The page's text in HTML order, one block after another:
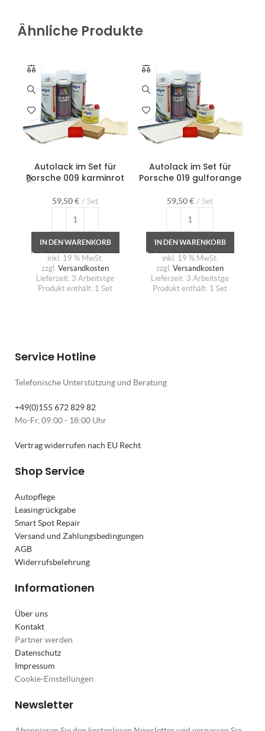
Ähnliche Produkte
Autolack im Set für
Porsche 009 karminrot
59,50€ Set
IN DEN WARENKORB
inkl. 19 % MwSt.
zzgl. Versandkosten
Lieferzeit: 3 Arbeitstge
Produkt enthält: 1 Set
Autolack im Set für
Porsche 019 gulforange
59,50€ Set
IN DEN WARENKORB
inkl. 19 % MwSt.
zzgl. Versandkosten
Lieferzeit: 3 Arbeitstge
Produkt enthält: 1 Set
Service Hotline
Telefonische Unterstützung und Beratung
+49(0)155 672 829 82
Mo-Fr, 09:00 - 18:00 Uhr
Vertrag widerrufen nach EU Recht
Shop Service
Autopflege
Leasingrückgabe
Smart Spot Repair
Versand und Zahlungsbedingungen
AGB
Widerrufsbelehrung
Informationen
Über uns
Kontakt
Partner werden
Datenschutz
Impressum
Cookie-Einstellungen
Newsletter